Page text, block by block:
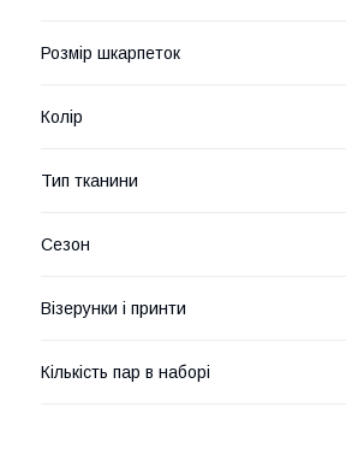
Розмір шкарпеток
Колір
Тип тканини
Сезон
Візерунки і принти
Кількість пар в наборі